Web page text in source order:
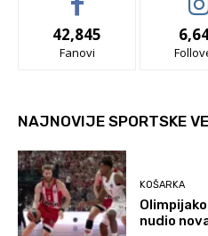
42,845
Fanovi
NAJNOVIJE SPORTSKE
KOŠARKA
nudio